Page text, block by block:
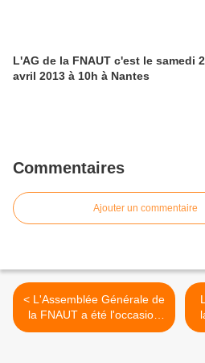
L'AG de la FNAUT c'est le samedi
avril 2013 à 10h à Nantes
Commentaires
Ajouter un commentaire
< L'Assemblée Générale de
la FNAUT a été l'occasion
d'échanges constructifs (2)